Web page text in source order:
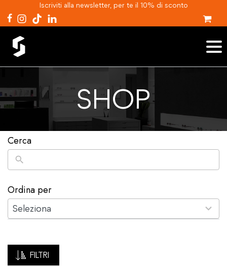
Iscriviti alla newsletter, per te il 10% di sconto
SHOP
Cerca
Ordina per
Seleziona
2
results
available
FILTRI